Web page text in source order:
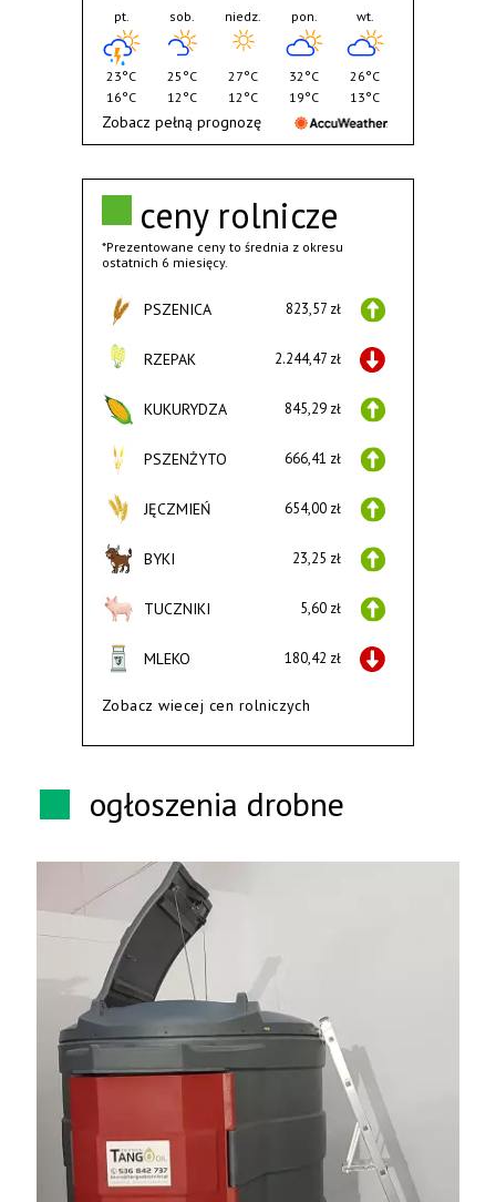
ceny rolnicze
*Prezentowane ceny to średnia z okresu
ostatnich 6 miesięcy.
PSZENICA 823,57 zł
RZEPAK 2.244,47 zł
KUKURYDZA 845,29 zł
PSZENŻYTO 666,41 zł
JĘCZMIEŃ 654,00 zł
BYKI 23,25 zł
TUCZNIKI 5,60 zł
MLEKO 180,42 zł
Zobacz wiecej cen rolniczych
pt.
23°C
16°C
sob.
25°C
12°C
niedz.
27°C
12°C
pon.
32°C
19°C
wt.
26°C
13°C
Zobacz pełną prognozę
ogłoszenia drobne